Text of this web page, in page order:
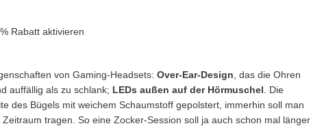
Rabatt aktivieren
von Gaming-Headsets: Over-Ear-Design , das die Ohren
auffällig als zu schlank; LEDs außen auf der Hörmuschel . Die
des Bügels mit weichem Schaumstoff gepolstert, immerhin soll man
tragen. So eine Zocker-Session soll ja auch schon mal länger